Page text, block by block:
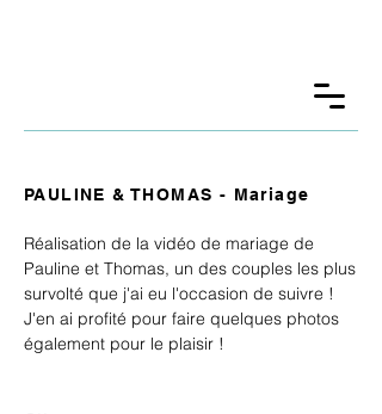
PAULINE & THOMAS - Mariage
Réalisation de la vidéo de mariage de
Pauline et Thomas, un des couples les plus
survolté que j'ai eu l'occasion de suivre !
J'en ai profité pour faire quelques photos
également pour le plaisir !